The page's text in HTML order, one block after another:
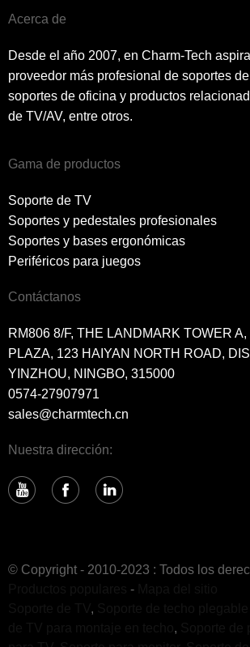
Acerca de
Desde el año 2007, en Charm-Tech
proveedor más profesional de soportes
soportes de oficina y productos
de TV/AV, entre otros.
Gama de productos
Soporte de TV
Soportes y pedestales profesionales
Soportes y bases ergonómicas
Periféricos para juegos
Contáctanos
RM806 8/F, THE LANDMARK TOWER A,
PLAZA, 123 HAIYAN NORTH ROAD,
YINZHOU, NINGBO, 315000
0574-27907971
sales@charmtech.cn
Nuestra dirección:
© Copyright - 2010-2023 : Todos los
-
,
,